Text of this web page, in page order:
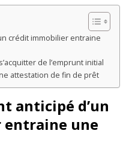
crédit immobilier entraine
de l’emprunt initial
attestation de fin de prêt
anticipé d’un
une